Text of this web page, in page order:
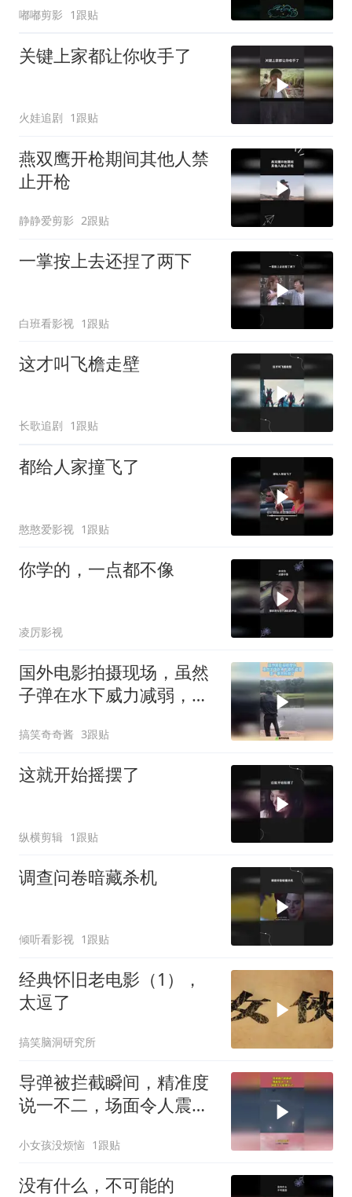
嘟嘟剪影 1跟贴
关键上家都让你收手了
火娃追剧 1跟贴
燕双鹰开枪期间其他人禁
止开枪
静静爱剪影 2跟贴
一掌按上去还捏了两下
白班看影视 1跟贴
这才叫飞檐走壁
长歌追剧 1跟贴
都给人家撞飞了
憨憨爱影视 1跟贴
你学的，一点都不像
凌厉影视
国外电影拍摄现场，虽然
子弹在水下威力减弱，这
搞笑奇奇酱 3跟贴
这就开始摇摆了
纵横剪辑 1跟贴
调查问卷暗藏杀机
倾听看影视 1跟贴
经典怀旧老电影（1），
太逗了
搞笑脑洞研究所
导弹被拦截瞬间，精准度
说一不二，场面令人震撼
小女孩没烦恼 1跟贴
没有什么，不可能的